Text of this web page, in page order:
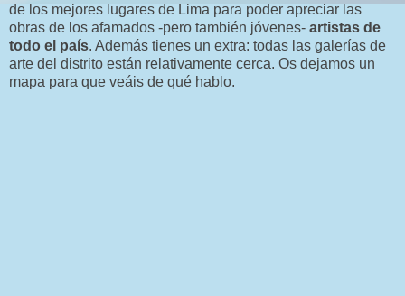
de los mejores lugares de Lima para poder apreciar las
obras de los afamados -pero también jóvenes- artistas de
todo el país. Además tienes un extra: todas las galerías de
arte del distrito están relativamente cerca. Os dejamos un
mapa para que veáis de qué hablo.